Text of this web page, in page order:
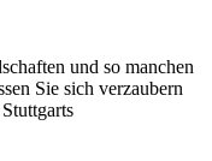
und so manchen
Sie sich verzaubern